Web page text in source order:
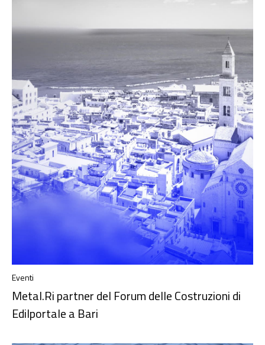
Eventi
Metal.Ri partner del Forum delle Costruzioni di
Edilportale a Bari